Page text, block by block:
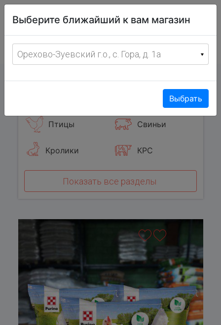
фермерских
товаров
с 8:00 до 19:00 ежедневно
Птицы Свиньи
Кролики КРС
Показать все разделы
Выберите ближайший к вам магазин
Орехово-Зуевский г.о., с. Гора, д. 1а
Выбрать